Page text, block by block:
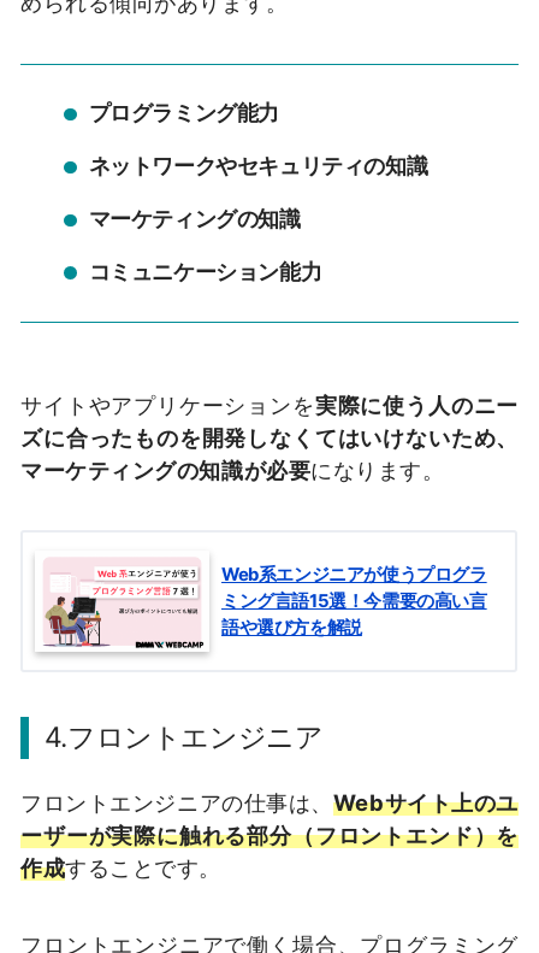
プログラミング能力
ネットワークやセキュリティの知識
マーケティングの知識
コミュニケーション能力
サイトやアプリケーションを実際に使う人のニー
ズに合ったものを開発しなくてはいけないため、
マーケティングの知識が必要になります。
Web系エンジニアが使うプログラ
ミング言語15選！今需要の高い言
語や選び方を解説
4.フロントエンジニア
フロントエンジニアの仕事は、 Webサイト上のユ
ーザーが実際に触れる部分（フロントエンド）を
作成することです。
フロントエンジニアで働く場合、プログラミング